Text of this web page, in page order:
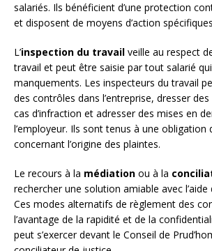
salariés. Ils bénéficient d’une protection
et disposent de moyens d’action
L’inspection du travail veille au respect
travail et peut être saisie par tout salarié
manquements. Les inspecteurs du travail
des contrôles dans l’entreprise, dresser
cas d’infraction et adresser des mises en
l’employeur. Ils sont tenus à une obligation
concernant l’origine des plaintes.
Le recours à la médiation ou à la
rechercher une solution amiable avec l’aide
Ces modes alternatifs de règlement des
l’avantage de la rapidité et de la
peut s’exercer devant le Conseil de